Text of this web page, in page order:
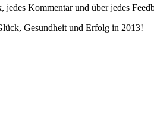
Kommentar und über jedes
Gesundheit und Erfolg in 2013!